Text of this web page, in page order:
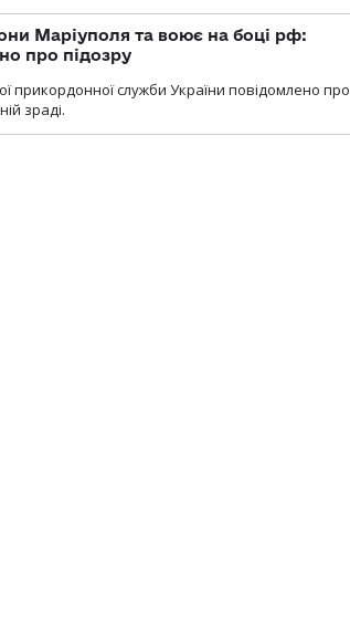
Маріуполя та воює на боці рф:
про підозру
прикордонної служби України повідомлено про
зраді.